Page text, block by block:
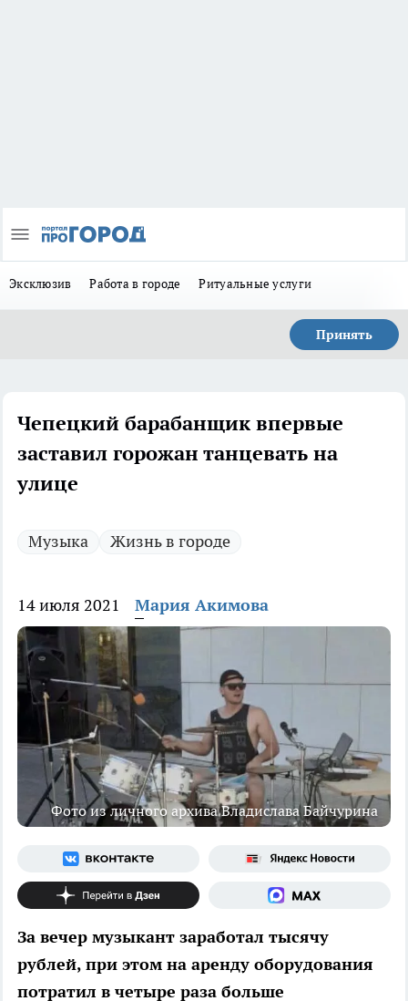
Эксклюзив Работа в городе Ритуальные услуги
Принять
Чепецкий барабанщик впервые
заставил горожан танцевать на
улице
Музыка Жизнь в городе
14 июля 2021 Мария Акимова
Фото из личного архива Владислава Байчурина
За вечер музыкант заработал тысячу
рублей, при этом на аренду оборудования
потратил в четыре раза больше